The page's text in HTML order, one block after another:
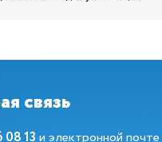
связь
08 13 и электронной почте